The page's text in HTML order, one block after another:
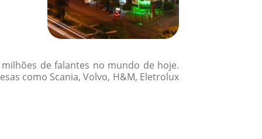
de falantes no mundo de hoje.
como Scania, Volvo, H&M, Eletrolux